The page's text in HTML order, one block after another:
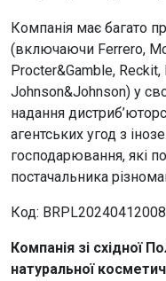
Компанія має багато
(включаючи Ferrero,
Procter&Gamble, Reckit,
Johnson&Johnson) у
надання
агентських угод з
господарювання, які
постачальника
Код: BRPL20240412008
Компанія зі східної
натуральної